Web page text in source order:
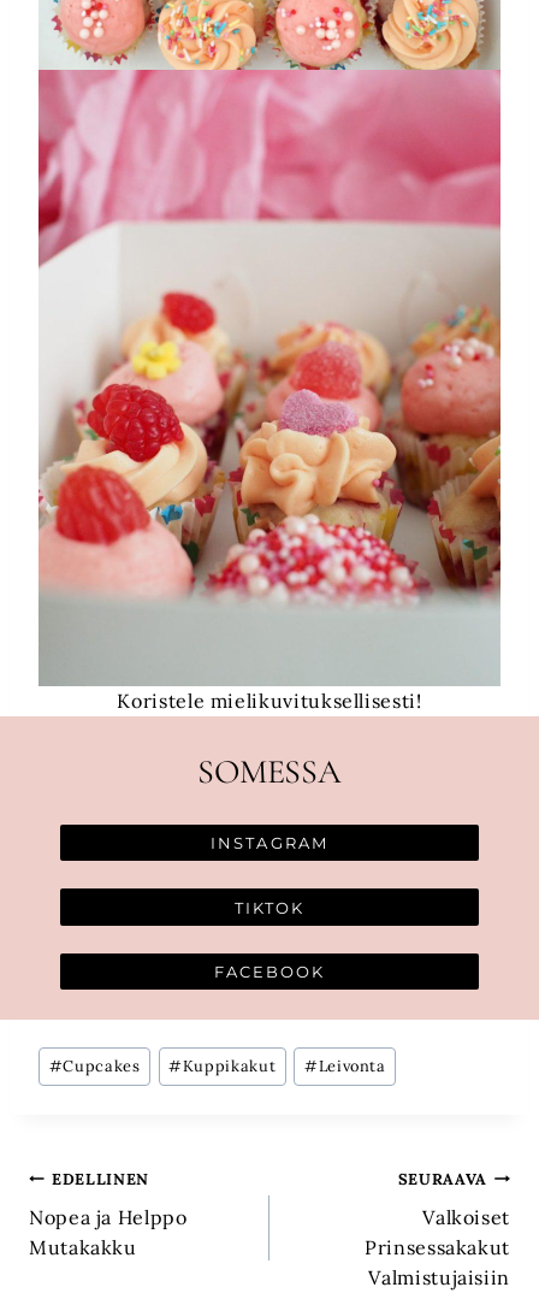
Koristele mielikuvituksellisesti!
SOMESSA
INSTAGRAM
TIKTOK
FACEBOOK
Avainsanat:
#Cupcakes #Kuppikakut #Leivonta
Artikkelien
selaus
EDELLINEN
Nopea ja Helppo
Mutakakku
SEURAAVA
Valkoiset
Prinsessakakut
Valmistujaisiin